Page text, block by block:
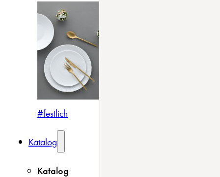
#festlich
Katalog
Katalog